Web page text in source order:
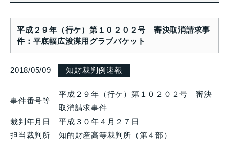
平成２９年（行ケ）第１０２０２号 審決取消請求事
件：平底幅広浚渫用グラブバケット
2018/05/09 知財裁判例速報
事件番号等
平成２９年（行ケ）第１０２０２号 審決
取消請求事件
裁判年月日
平成３０年４月２７日
担当裁判所
知的財産高等裁判所（第４部）